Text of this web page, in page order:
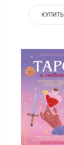
КУПИТЬ